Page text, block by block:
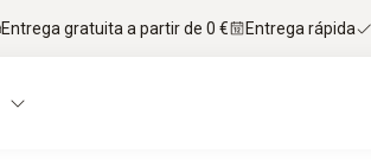
Entrega gratuita a partir de 0 € Entrega rápida